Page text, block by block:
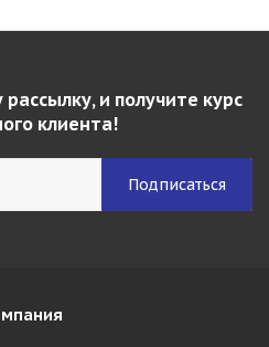
и получите курс
клиента!